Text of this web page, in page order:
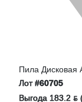
Пила Дисковая
18BL-165
Лот#60705
Выгода 183.2 ƃ